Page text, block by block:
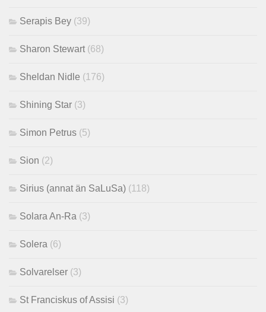
Serapis Bey (39)
Sharon Stewart (68)
Sheldan Nidle (176)
Shining Star (3)
Simon Petrus (5)
Sion (2)
Sirius (annat än SaLuSa) (118)
Solara An-Ra (3)
Solera (6)
Solvarelser (3)
St Franciskus of Assisi (3)